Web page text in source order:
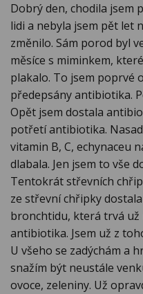
Dobrý den, chodila jsem
lidi a nebyla jsem pět let
změnilo. Sám porod byl
měsíce s miminkem,
plakalo. To jsem poprvé
předepsány antibiotika.
Opět jsem dostala
potřetí antibiotika.
vitamin B, C, echynaceu
dlabala. Jen jsem to vše
Tentokrát střevních
ze střevní chřipky
bronchtidu, která trvá už
antibiotika. Jsem už z
U všeho se zadýchám a
snažím být neustále
ovoce, zeleniny. Už